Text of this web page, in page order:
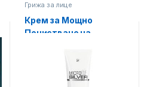
Грижа за лице
Крем за Мощно
Почистване на
Лицето MICROSILVER